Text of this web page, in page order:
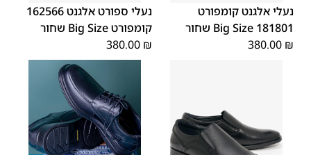
נעלי אלגנט קומפורט
181801 Big Size שחור
380.00 ₪
נעלי ספורט אלגנט 162566
קומפורט Big Size שחור
380.00 ₪